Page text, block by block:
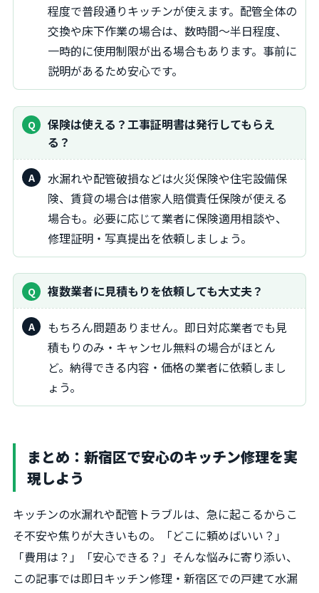
程度で普段通りキッチンが使えます。配管全体の
交換や床下作業の場合は、数時間〜半日程度、
一時的に使用制限が出る場合もあります。事前に
説明があるため安心です。
保険は使える？工事証明書は発行してもらえ
る？
水漏れや配管破損などは火災保険や住宅設備保
険、賃貸の場合は借家人賠償責任保険が使える
場合も。必要に応じて業者に保険適用相談や、
修理証明・写真提出を依頼しましょう。
複数業者に見積もりを依頼しても大丈夫？
もちろん問題ありません。即日対応業者でも見
積もりのみ・キャンセル無料の場合がほとん
ど。納得できる内容・価格の業者に依頼しまし
ょう。
まとめ：新宿区で安心のキッチン修理を実
現しよう
キッチンの水漏れや配管トラブルは、急に起こるからこ
そ不安や焦りが大きいもの。「どこに頼めばいい？」
「費用は？」「安心できる？」そんな悩みに寄り添い、
この記事では即日キッチン修理・新宿区での戸建て水漏